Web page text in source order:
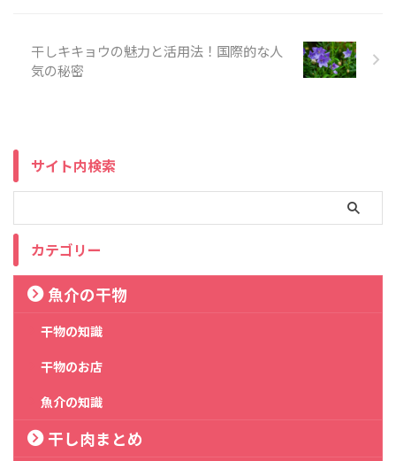
干しキキョウの魅力と活用法！国際的な人
気の秘密
サイト内検索
カテゴリー
魚介の干物
干物の知識
干物のお店
魚介の知識
干し肉まとめ